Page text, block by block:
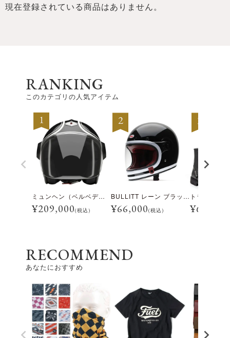
現在登録されている商品はありません。
RANKING
このカテゴリの人気アイテム
ミュンヘン（ベルベデーレ）
¥209,000(税込)
BULLITT レーン ブラック/ホワイト
¥66,000(税込) ¥69,300
RECOMMEND
あなたにおすすめ